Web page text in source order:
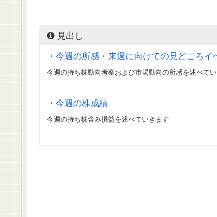
見出し
・今週の所感・来週に向けての見どころイ
今週の持ち株動向考察および市場動向の所感を述べて
・今週の株成績
今週の持ち株含み損益を述べていきます